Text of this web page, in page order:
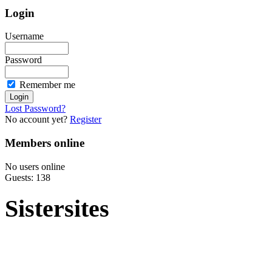
Login
Username
Password
Remember me
Lost Password?
No account yet? Register
Members online
No users online
Guests: 138
Sistersites